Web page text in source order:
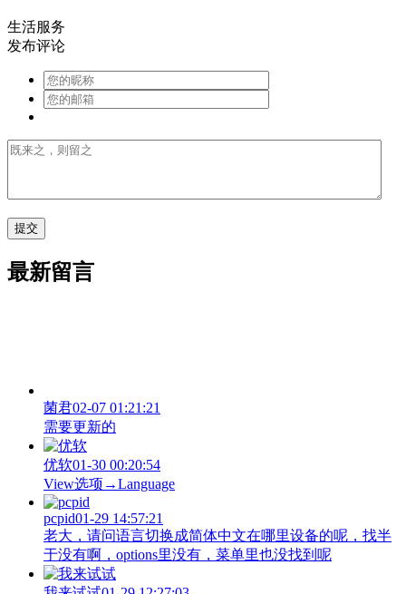
生活服务
发布评论
最新留言
菌君02-07 01:21:21
需要更新的
优软01-30 00:20:54
View‌选项→Language
pcpid01-29 14:57:21
老大，请问语言切换成简体中文在哪里设备的呢，找半
于没有啊，options里没有，菜单里也没找到呢